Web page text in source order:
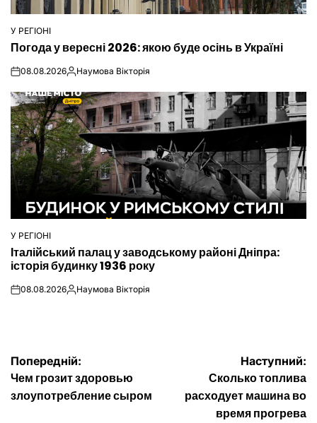
ОПУБЛІКУВАТИ
У РЕГІОНІ
Погода у вересні 2026: якою буде осінь в Україні
on08.08.2026Опубліковано
Наумова Вікторія
ОПУБЛІКУВАТИ
У
У РЕГІОНІ
Італійський палац у заводському районі Дніпра:
історія будинку 1936 року
on08.08.2026Опубліковано
Наумова Вікторія
Навігація
записів
Попередній:
Чем грозит здоровью
злоупотребление сыром
Наступний:
Сколько топлива
расходует машина во
время прогрева